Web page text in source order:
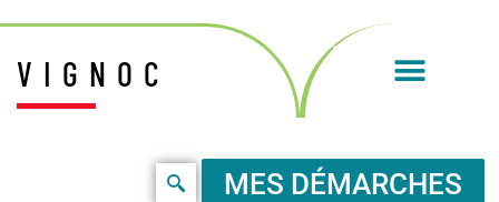
VIGNOC
MES DÉMARCHES